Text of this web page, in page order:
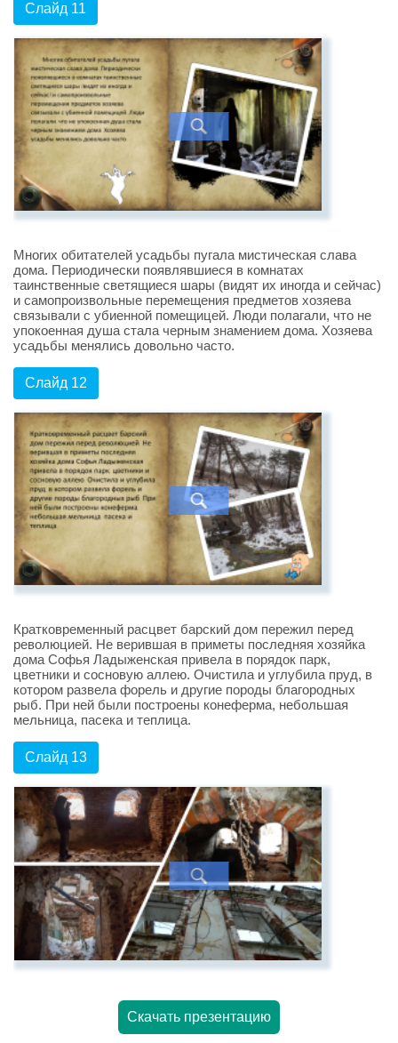
Слайд 11
Многих обитателей усадьбы пугала мистическая слава
дома. Периодически появлявшиеся в комнатах
таинственные светящиеся шары (видят их иногда и сейчас)
и самопроизвольные перемещения предметов хозяева
связывали с убиенной помещицей. Люди полагали, что не
упокоенная душа стала черным знамением дома. Хозяева
усадьбы менялись довольно часто.
Слайд 12
Кратковременный расцвет барский дом пережил перед
революцией. Не верившая в приметы последняя хозяйка
дома Софья Ладыженская привела в порядок парк,
цветники и сосновую аллею. Очистила и углубила пруд, в
котором развела форель и другие породы благородных
рыб. При ней были построены конеферма, небольшая
мельница, пасека и теплица.
Слайд 13
Скачать презентацию